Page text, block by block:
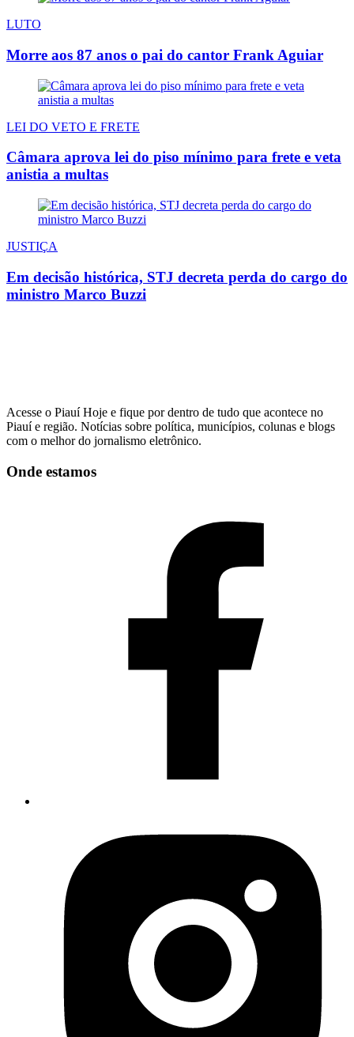
LUTO
Morre aos 87 anos o pai do cantor Frank Aguiar
LEI DO VETO E FRETE
Câmara aprova lei do piso mínimo para frete e veta
anistia a multas
JUSTIÇA
Em decisão histórica, STJ decreta perda do cargo do
ministro Marco Buzzi
Acesse o Piauí Hoje e fique por dentro de tudo que acontece no
Piauí e região. Notícias sobre política, municípios, colunas e blogs
com o melhor do jornalismo eletrônico.
Onde estamos